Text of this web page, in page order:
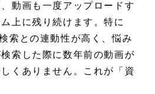
動画も一度アップロードす
上に残り続けます。特に
索との連動性が高く、悩み
索した際に数年前の動画が
くありません。これが「資